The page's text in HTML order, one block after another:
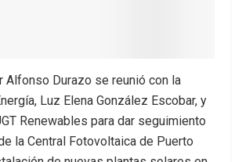
Alfonso Durazo se reunió con la
Luz Elena González Escobar, y
Renewables para dar seguimiento
la Central Fotovoltaica de Puerto